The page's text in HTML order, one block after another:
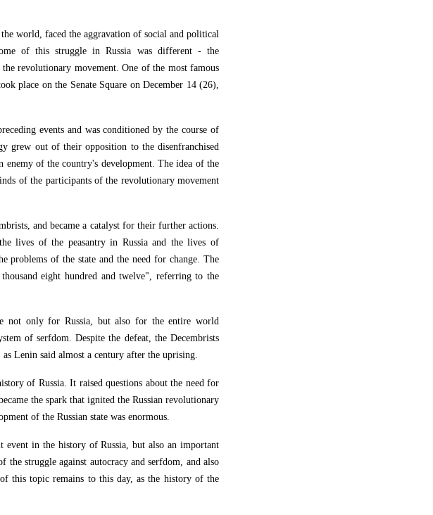
world, faced the aggravation of social and political
of this struggle in Russia was different - the
revolutionary movement. One of the most famous
place on the Senate Square on December 14 (26),
events and was conditioned by the course of
grew out of their opposition to the disenfranchised
enemy of the country's development. The idea of the
of the participants of the revolutionary movement
and became a catalyst for their further actions.
lives of the peasantry in Russia and the lives of
problems of the state and the need for change. The
eight hundred and twelve", referring to the
not only for Russia, but also for the entire world
of serfdom. Despite the defeat, the Decembrists
Lenin said almost a century after the uprising.
of Russia. It raised questions about the need for
the spark that ignited the Russian revolutionary
of the Russian state was enormous.
event in the history of Russia, but also an important
struggle against autocracy and serfdom, and also
this topic remains to this day, as the history of the